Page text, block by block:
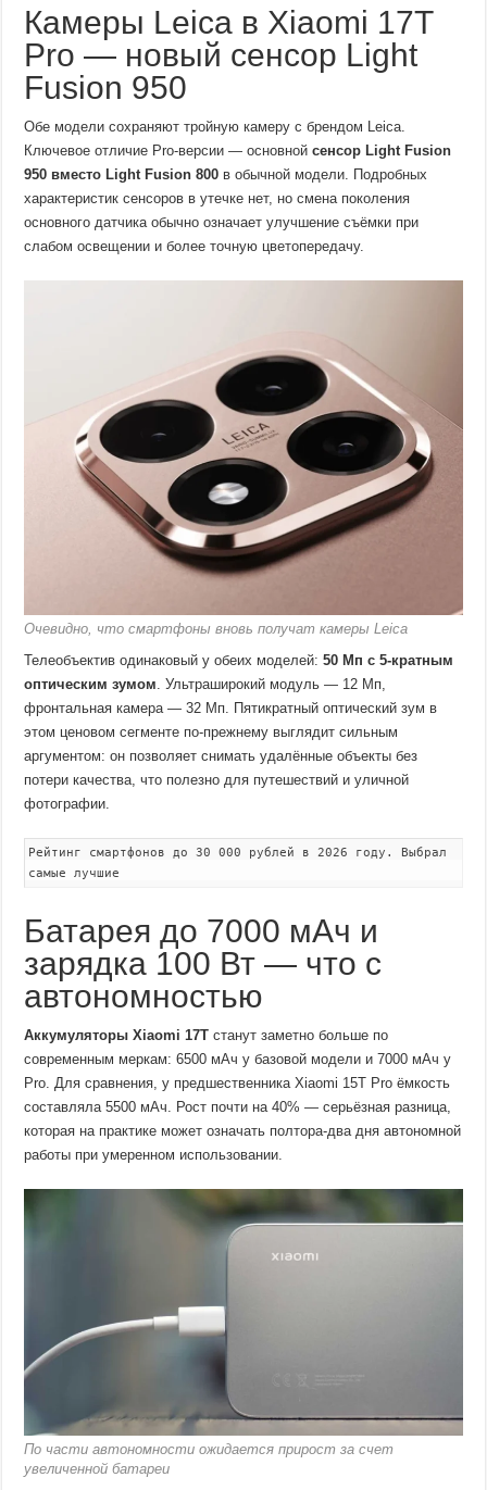
Камеры Leica в Xiaomi 17T
Pro — новый сенсор Light
Fusion 950
Обе модели сохраняют тройную камеру с брендом Leica.
Ключевое отличие Pro-версии — основнойсенсор Light Fusion
950 вместо Light Fusion 800 в обычной модели. Подробных
характеристик сенсоров в утечке нет, но смена поколения
основного датчика обычно означает улучшение съёмки при
слабом освещении и более точную цветопередачу.
Очевидно, что смартфоны вновь получат камеры Leica
Телеобъектив одинаковый у обеих моделей:50 Мп с 5-кратным
оптическим зумом . Ультраширокий модуль — 12 Мп,
фронтальная камера — 32 Мп. Пятикратный оптический зум в
этом ценовом сегменте по-прежнему выглядит сильным
аргументом: он позволяет снимать удалённые объекты без
потери качества, что полезно для путешествий и уличной
фотографии.
Рейтинг смартфонов до 30 000 рублей в 2026 году. Выбрал
самые лучшие
Батарея до 7000 мАч и
зарядка 100 Вт — что с
автономностью
Аккумуляторы Xiaomi 17T станут заметно больше по
современным меркам: 6500 мАч у базовой модели и 7000 мАч у
Pro. Для сравнения, у предшественника Xiaomi 15T Pro ёмкость
составляла 5500 мАч. Рост почти на 40% — серьёзная разница,
которая на практике может означать полтора-два дня автономной
работы при умеренном использовании.
По части автономности ожидается прирост за счет
увеличенной батареи